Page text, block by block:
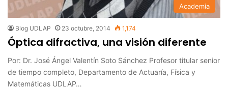
Academia
Blog UDLAP 23 octubre, 2014 1,174
Óptica difractiva, una visión diferente
Por: Dr. José Ángel Valentín Soto Sánchez Profesor titular senior
de tiempo completo, Departamento de Actuaría, Física y
Matemáticas UDLAP…